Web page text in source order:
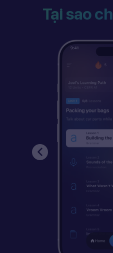
Tại sao